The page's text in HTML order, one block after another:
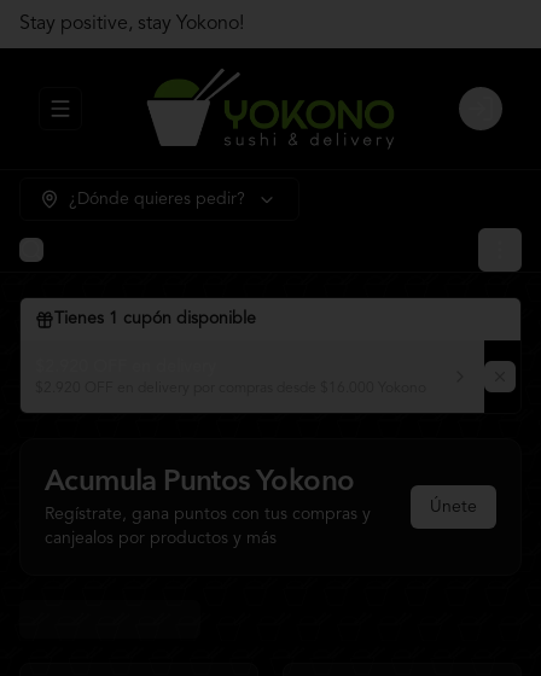
Stay positive, stay Yokono!
Abrir menu de navegación Login
¿Dónde quieres pedir?
Tienes 1 cupón disponible
Acumula Puntos Yokono
Regístrate, gana puntos con tus compras y
canjealos por productos y más
Únete